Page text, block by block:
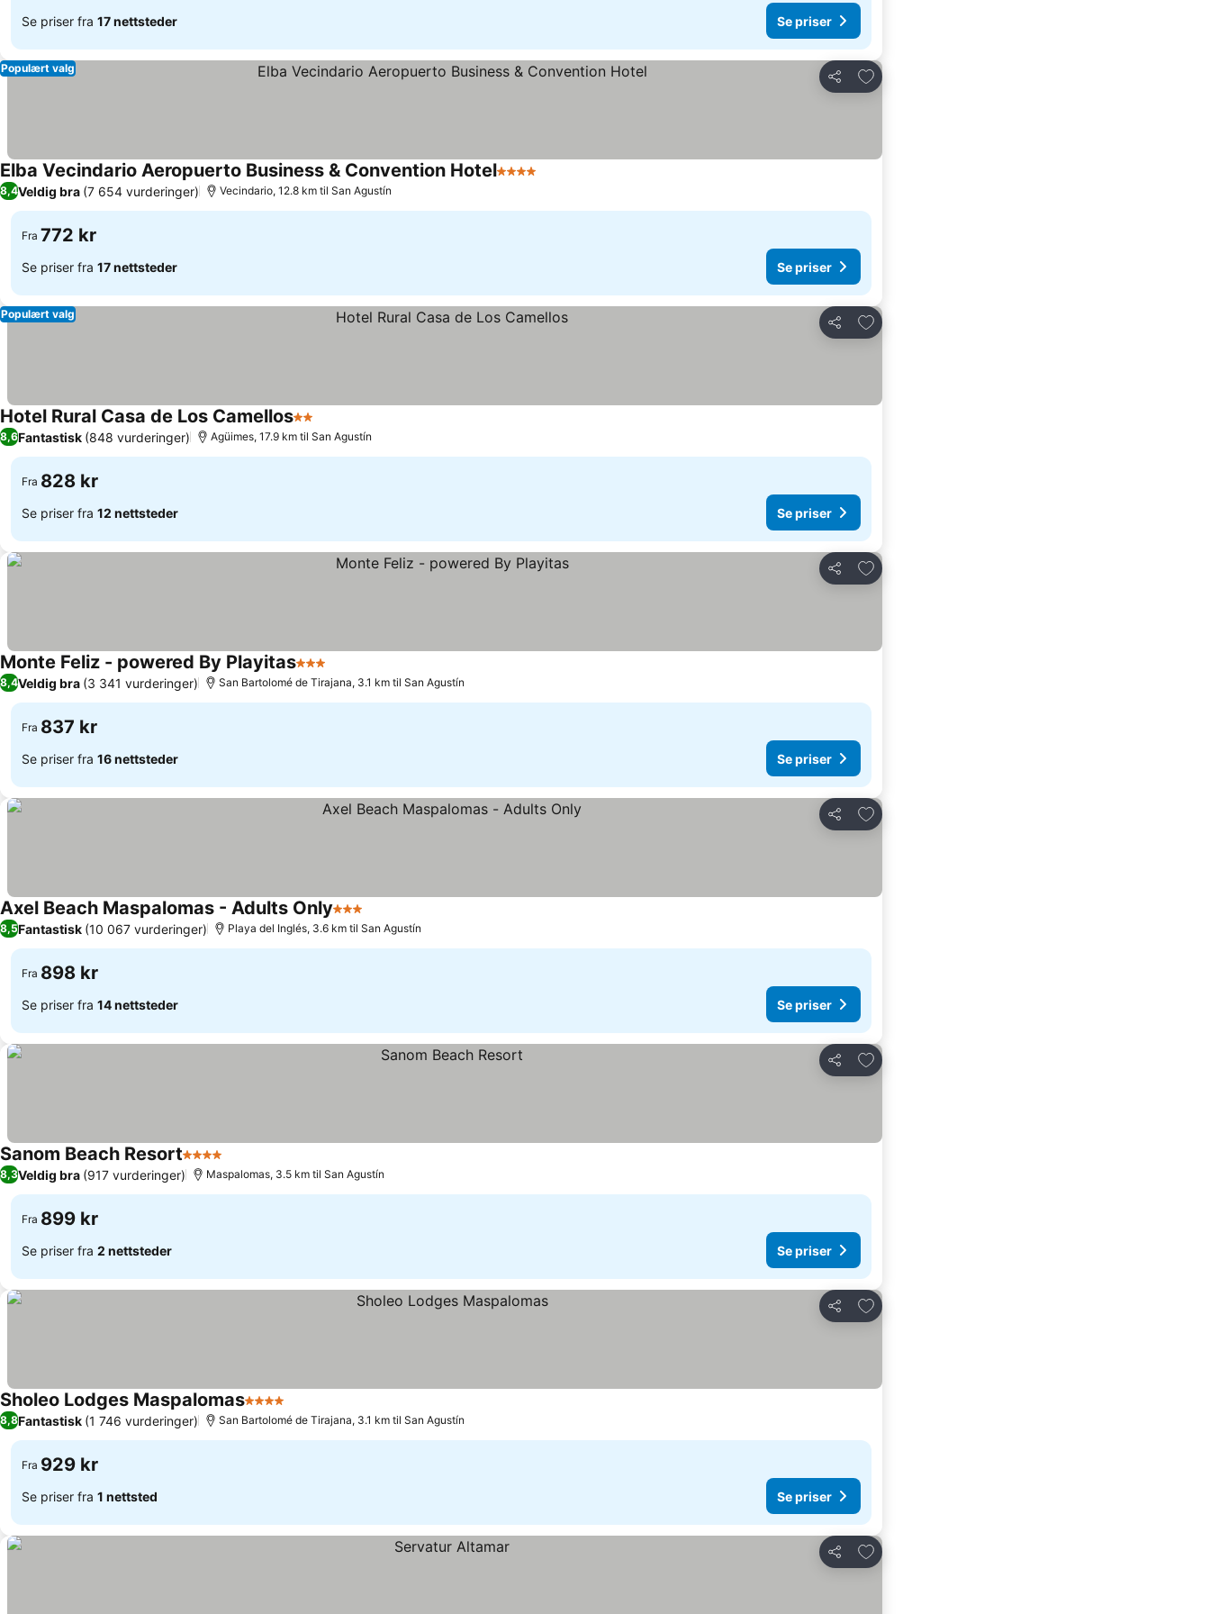
Se priser fra 17 nettsteder Se priser
Del
Legg til i favoritter
Populært valg
Elba Vecindario Aeropuerto Business & Convention Hotel4 Stjerner
8,4Veldig bra (7 654 vurderinger) Vecindario, 12.8 km til San Agustín
Fra 772 kr
Se priser fra 17 nettsteder Se priser
Del
Legg til i favoritter
Populært valg
Hotel Rural Casa de Los Camellos2 Stjerner
8,6Fantastisk (848 vurderinger) Agüimes, 17.9 km til San Agustín
Fra 828 kr
Se priser fra 12 nettsteder Se priser
Del
Legg til i favoritter
Monte Feliz - powered By Playitas3 Stjerner
8,4Veldig bra (3 341 vurderinger) San Bartolomé de Tirajana, 3.1 km til San Agustín
Fra 837 kr
Se priser fra 16 nettsteder Se priser
Del
Legg til i favoritter
Axel Beach Maspalomas - Adults Only3 Stjerner
8,5Fantastisk (10 067 vurderinger) Playa del Inglés, 3.6 km til San Agustín
Fra 898 kr
Se priser fra 14 nettsteder Se priser
Del
Legg til i favoritter
Sanom Beach Resort4 Stjerner
8,3Veldig bra (917 vurderinger) Maspalomas, 3.5 km til San Agustín
Fra 899 kr
Se priser fra 2 nettsteder Se priser
Del
Legg til i favoritter
Sholeo Lodges Maspalomas4 Stjerner
8,8Fantastisk (1 746 vurderinger) San Bartolomé de Tirajana, 3.1 km til San Agustín
Fra 929 kr
Se priser fra 1 nettsted Se priser
Del
Legg til i favoritter